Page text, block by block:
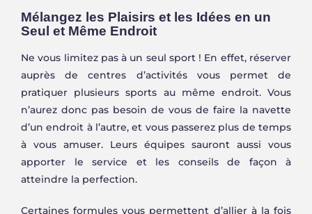
Mélangez les Plaisirs et les Idées en un
Seul et Même Endroit
Ne vous limitez pas à un seul sport ! En effet, réserver
auprès de centres d’activités vous permet de
pratiquer plusieurs sports au même endroit. Vous
n’aurez donc pas besoin de vous de faire la navette
d’un endroit à l’autre, et vous passerez plus de temps
à vous amuser. Leurs équipes sauront aussi vous
apporter le service et les conseils de façon à
atteindre la perfection.
Certaines formules vous permettent d’allier à la fois